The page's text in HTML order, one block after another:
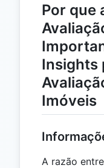
Por que
Insights
Imóveis
A razão